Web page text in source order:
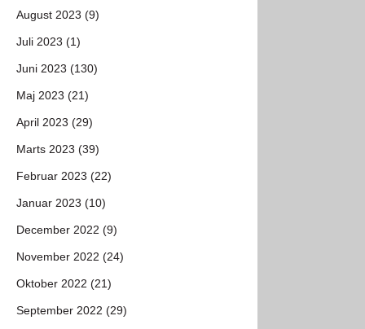
August 2023 (9)
Juli 2023 (1)
Juni 2023 (130)
Maj 2023 (21)
April 2023 (29)
Marts 2023 (39)
Februar 2023 (22)
Januar 2023 (10)
December 2022 (9)
November 2022 (24)
Oktober 2022 (21)
September 2022 (29)